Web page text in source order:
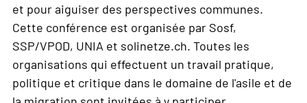
et pour aiguiser des perspectives communes.
Cette conférence est organisée par Sosf,
SSP/VPOD, UNIA et solinetze.ch. Toutes les
organisations qui effectuent un travail pratique,
politique et critique dans le domaine de l'asile et de